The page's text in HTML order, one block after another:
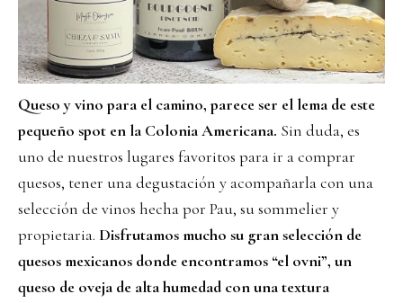
Queso y vino para el camino, parece ser el lema de este
pequeño spot en la Colonia Americana. Sin duda, es
uno de nuestros lugares favoritos para ir a comprar
quesos, tener una degustación y acompañarla con una
selección de vinos hecha por Pau, su sommelier y
propietaria. Disfrutamos mucho su gran selección de
quesos mexicanos donde encontramos “el ovni”, un
queso de oveja de alta humedad con una textura